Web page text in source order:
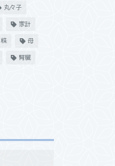
丸々子
家計
株
母
腎臓